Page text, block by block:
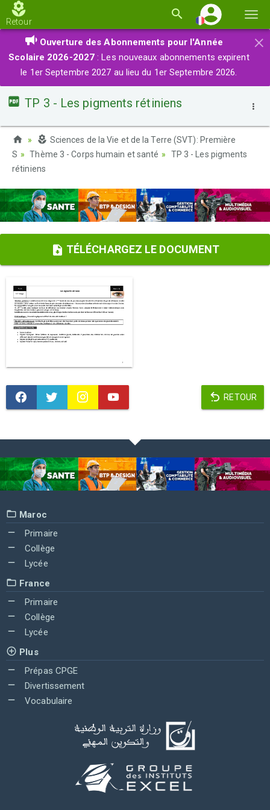
la
Retour
×
Ouverture des Abonnements pour l'Année
Scolaire 2026-2027 : Les nouveaux abonnements expirent
le 1er Septembre 2027 au lieu du 1er Septembre 2026.
TP 3 - Les pigments rétiniens
Sciences de la Vie et de la Terre (SVT): Première
S
Thème 3 - Corps humain et santé
TP 3 - Les pigments
rétiniens
TÉLÉCHARGEZ LE DOCUMENT
RETOUR
Maroc
Primaire
Collège
Lycée
France
Primaire
Collège
Lycée
Plus
Prépas CPGE
Divertissement
Vocabulaire